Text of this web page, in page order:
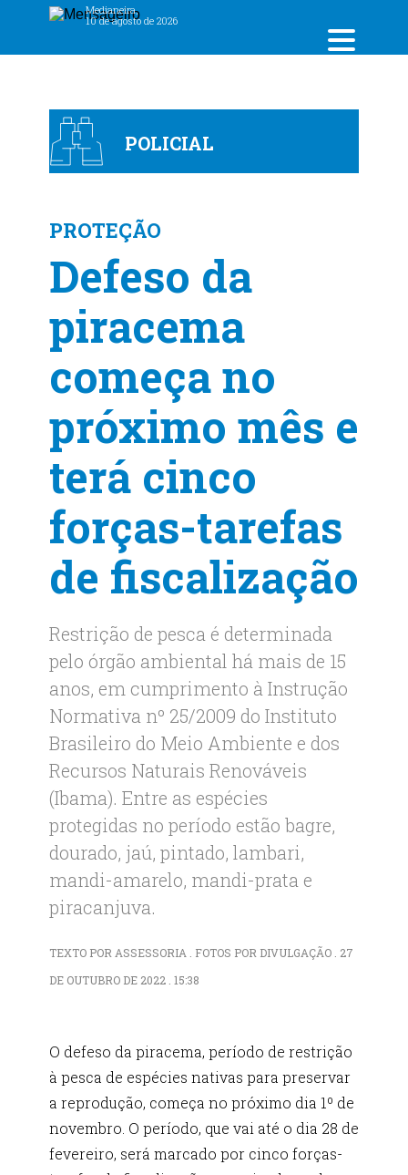
Medianeira,
10 de agosto de 2026
POLICIAL
PROTEÇÃO
Defeso da
piracema
começa no
próximo mês e
terá cinco
forças-tarefas
de fiscalização
Restrição de pesca é determinada
pelo órgão ambiental há mais de 15
anos, em cumprimento à Instrução
Normativa nº 25/2009 do Instituto
Brasileiro do Meio Ambiente e dos
Recursos Naturais Renováveis
(Ibama). Entre as espécies
protegidas no período estão bagre,
dourado, jaú, pintado, lambari,
mandi-amarelo, mandi-prata e
piracanjuva.
TEXTO POR ASSESSORIA . FOTOS POR DIVULGAÇÃO . 27
DE OUTUBRO DE 2022 . 15:38
O defeso da piracema, período de restrição
à pesca de espécies nativas para preservar
a reprodução, começa no próximo dia 1º de
novembro. O período, que vai até o dia 28 de
fevereiro, será marcado por cinco forças-